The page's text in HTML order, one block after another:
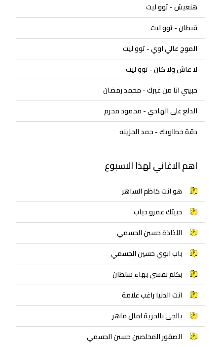
هنعيش - توو ليت
قبطان - توو ليت
الموج عالي اوي - توو ليت
لا عاش ولا كان - توو ليت
حبيبي انا من غيرك - محمد رمضان
الدلع على الهادي - محمود محرم
دقة خطاويك - حمد الخزينه
اهم الاغاني لهذا الاسبوع
هو انت كاظم الساهر
حبيتك عمرو دياب
اللذاذة حسين الجسمي
باب ابوي حسين الجسمي
بكلم نفسي بهاء سلطان
انت الدنيا راغب علامة
بالجي بالحرية امال ماهر
الصقور المخلصين حسين الجسمي